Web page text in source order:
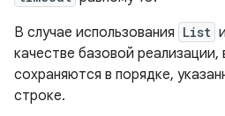
В случае использования List
качестве базовой реализации,
сохраняются в порядке,
строке.